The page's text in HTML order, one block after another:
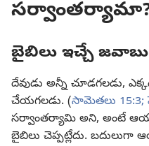
బైబిలు ఇచ్చే జవాబు
దేవుడు అన్నీ చూడగలడు,
చేయగలడు. (సామెతలు 15:3;
సర్వాంతర్యామి అని, అంటే
బైబిలు చెప్పట్లేదు.